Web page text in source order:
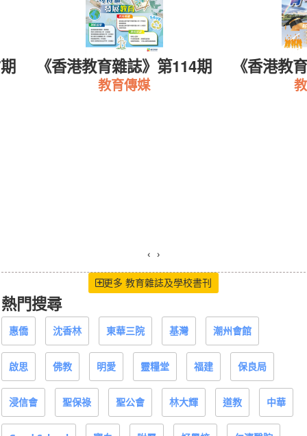
《香港教育雜誌》第114期
教育傳媒
《香港教
‹ ›
更多 教育雜誌及學校書刊
熱門搜尋
惠僑 沈香林 東華三院 基灣 潮州會館
啟思 佛教 明愛 靈糧堂 福建 保良局
浸信會 聖保祿 聖公會 林大輝 道教 中華